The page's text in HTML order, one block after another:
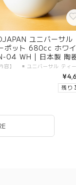
ユニバーサル
ポット 680cc ホワ
04 WH | 日本製 陶
残り